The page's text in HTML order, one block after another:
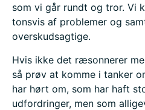
som vi går rundt og tror. Vi
tonsvis af problemer og
overskudsagtige.
Hvis ikke det ræsonnerer
så prøv at komme i tanker
har hørt om, som har haft
udfordringer, men som